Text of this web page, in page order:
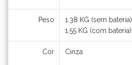
Peso
1.38 KG (sem bateria)
1.55 KG (com bateria)
Cor Cinza